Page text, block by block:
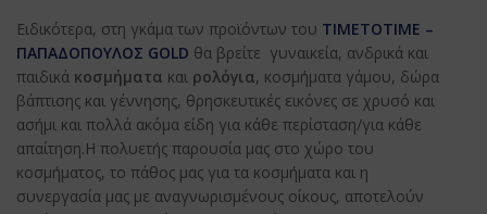
Ειδικότερα, στη γκάμα των προϊόντων του ΤΙΜΕΤΟΤΙΜΕ –
ΠΑΠΑΔΟΠΟΥΛΟΣ GOLD θα βρείτε γυναικεία, ανδρικά και
παιδικά κοσμήματα και ρολόγια, κοσμήματα γάμου, δώρα
βάπτισης και γέννησης, θρησκευτικές εικόνες σε χρυσό και
ασήμι και πολλά ακόμα είδη για κάθε περίσταση/για κάθε
απαίτηση.Η πολυετής παρουσία μας στο χώρο του
κοσμήματος, το πάθος μας για τα κοσμήματα και η
συνεργασία μας με αναγνωρισμένους οίκους, αποτελούν